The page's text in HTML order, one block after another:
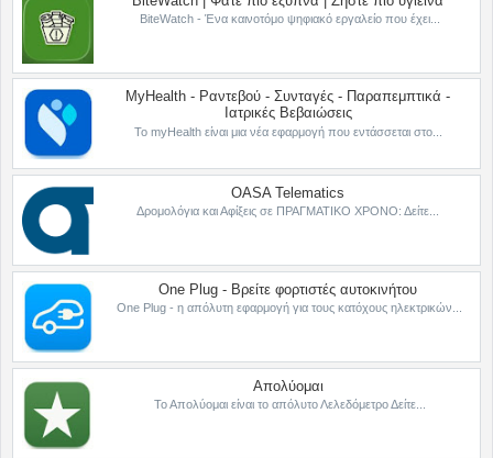
BiteWatch - Ένα καινοτόμο ψηφιακό εργαλείο που έχει...
MyHealth - Ραντεβού - Συνταγές - Παραπεμπτικά -
Ιατρικές Βεβαιώσεις
Το myHealth είναι μια νέα εφαρμογή που εντάσσεται στο...
OASA Telematics
Δρομολόγια και Αφίξεις σε ΠΡΑΓΜΑΤΙΚΟ ΧΡΟΝΟ: Δείτε...
One Plug - Βρείτε φορτιστές αυτοκινήτου
One Plug - η απόλυτη εφαρμογή για τους κατόχους ηλεκτρικών...
Απολύομαι
Το Απολύομαι είναι το απόλυτο Λελεδόμετρο Δείτε...